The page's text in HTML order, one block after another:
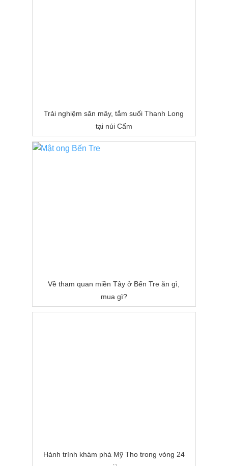
Trải nghiệm săn mây, tắm suối Thanh Long
tại núi Cấm
Về tham quan miền Tây ở Bến Tre ăn gì,
mua gì?
Hành trình khám phá Mỹ Tho trong vòng 24